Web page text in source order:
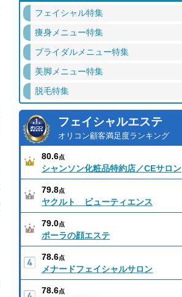
フェイシャル特集
痩身メニュー特集
ブライダルメニュー特集
美脚メニュー特集
脱毛特集
フェイシャルエステ
オリコン顧客満足度ランキング
80.6点
シャンソン化粧品特約店／CEサロン
79.8点
ヤクルト ビューティエンス
79.0点
ポーラの顔エステ
78.6点
メナードフェイシャルサロン
78.6点